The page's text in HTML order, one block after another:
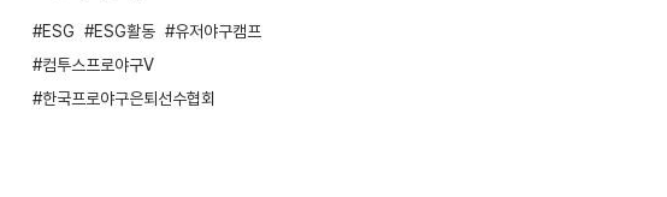
ESG ESG활동
유저야구캠프
컴투스프로야구V
한국프로야구은퇴선수협회